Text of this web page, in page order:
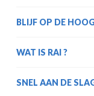
BLIJF OP DE
WAT IS RAI ?
SNEL AAN DE